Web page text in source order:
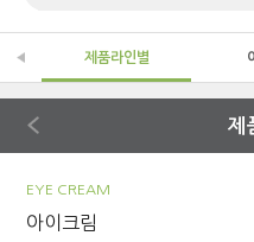
제품라인별
제
EYE CREAM
아이크림